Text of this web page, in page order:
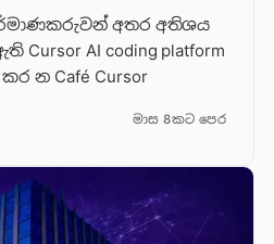
අතර අතිශය
AI coding platform
න Café Cursor
මාස 8කට පෙර